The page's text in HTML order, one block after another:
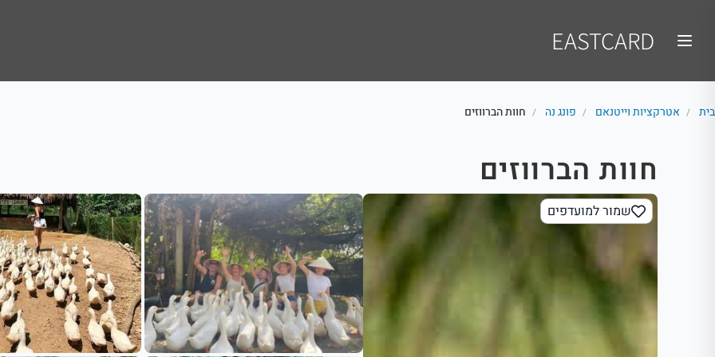
EASTCARD
בית / אטרקציות וייטנאם / פונג נה / חוות הברווזים
חוות הברווזים
שמור למועדפים